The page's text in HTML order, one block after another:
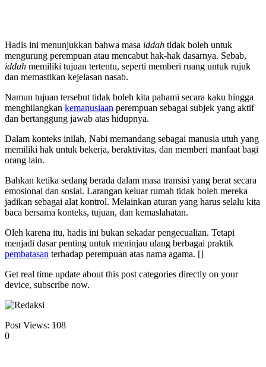
Hadis ini menunjukkan bahwa masa iddah tidak boleh untuk
mengurung perempuan atau mencabut hak-hak dasarnya. Sebab,
iddah memiliki tujuan tertentu, seperti memberi ruang untuk rujuk
dan memastikan kejelasan nasab.
Namun tujuan tersebut tidak boleh kita pahami secara kaku hingga
menghilangkan kemanusiaan perempuan sebagai subjek yang aktif
dan bertanggung jawab atas hidupnya.
Dalam konteks inilah, Nabi memandang sebagai manusia utuh yang
memiliki hak untuk bekerja, beraktivitas, dan memberi manfaat bagi
orang lain.
Bahkan ketika sedang berada dalam masa transisi yang berat secara
emosional dan sosial. Larangan keluar rumah tidak boleh mereka
jadikan sebagai alat kontrol. Melainkan aturan yang harus selalu kita
baca bersama konteks, tujuan, dan kemaslahatan.
Oleh karena itu, hadis ini bukan sekadar pengecualian. Tetapi
menjadi dasar penting untuk meninjau ulang berbagai praktik
pembatasan terhadap perempuan atas nama agama. []
Get real time update about this post categories directly on your
device, subscribe now.
Post Views: 108
0